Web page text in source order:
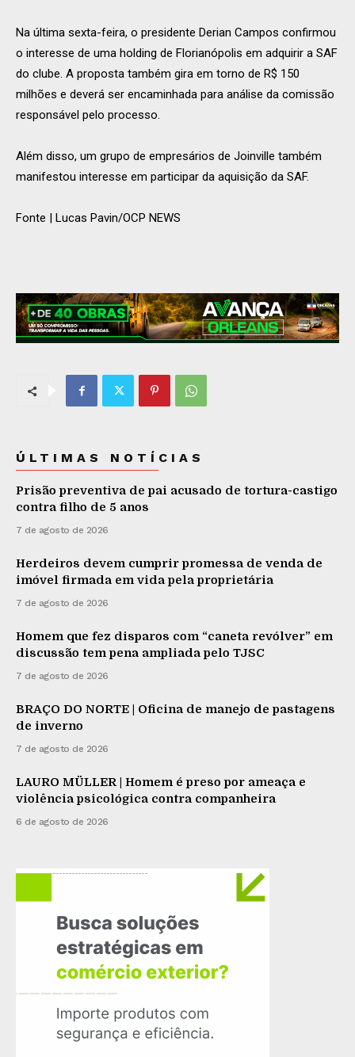
Na última sexta-feira, o presidente Derian Campos confirmou
o interesse de uma holding de Florianópolis em adquirir a SAF
do clube. A proposta também gira em torno de R$ 150
milhões e deverá ser encaminhada para análise da comissão
responsável pelo processo.
Além disso, um grupo de empresários de Joinville também
manifestou interesse em participar da aquisição da SAF.
Fonte | Lucas Pavin/OCP NEWS
ÚLTIMAS NOTÍCIAS
Prisão preventiva de pai acusado de tortura-castigo
contra filho de 5 anos
7 de agosto de 2026
Herdeiros devem cumprir promessa de venda de
imóvel firmada em vida pela proprietária
7 de agosto de 2026
Homem que fez disparos com “caneta revólver” em
discussão tem pena ampliada pelo TJSC
7 de agosto de 2026
BRAÇO DO NORTE | Oficina de manejo de pastagens
de inverno
7 de agosto de 2026
LAURO MÜLLER | Homem é preso por ameaça e
violência psicológica contra companheira
6 de agosto de 2026